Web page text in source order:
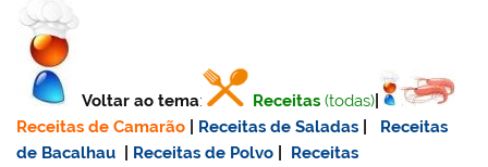
Voltar ao tema: Receitas (todas)
Receitas de Camarão
Receitas de Saladas
Receitas
de Bacalhau
Receitas de Polvo
Receitas